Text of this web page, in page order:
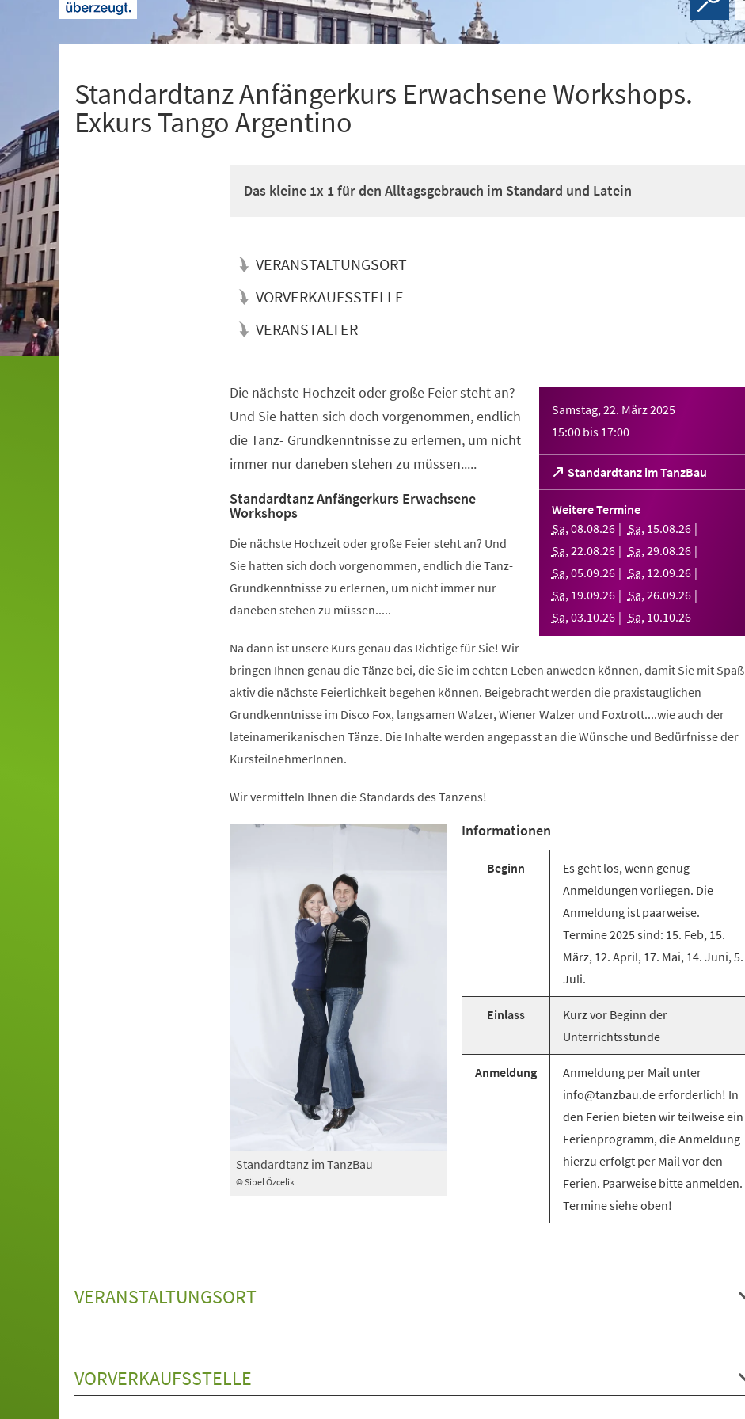
Standardtanz Anfängerkurs Erwachsene Workshops.
Exkurs Tango Argentino
Das kleine 1x 1 für den Alltagsgebrauch im Standard und Latein
VERANSTALTUNGSORT
VORVERKAUFSSTELLE
VERANSTALTER
Samstag, 22. März 2025
15:00 bis 17:00
Standardtanz im TanzBau
(Öffnet
in
einem
Tab)
Weitere Termine
Sa,08.08.26 Sa, 15.08.26
Sa,22.08.26 Sa,29.08.26
Sa,05.09.26 Sa, 12.09.26
Sa, 19.09.26 Sa,26.09.26
Sa,03.10.26 Sa, 10.10.26
Die nächste Hochzeit oder große Feier steht an?
Und Sie hatten sich doch vorgenommen, endlich
die Tanz- Grundkenntnisse zu erlernen, um nicht
immer nur daneben stehen zu müssen.....
Standardtanz Anfängerkurs Erwachsene
Workshops
Die nächste Hochzeit oder große Feier steht an? Und
Sie hatten sich doch vorgenommen, endlich die Tanz-
Grundkenntnisse zu erlernen, um nicht immer nur
daneben stehen zu müssen.....
Na dann ist unsere Kurs genau das Richtige für Sie! Wir
bringen Ihnen genau die Tänze bei, die Sie im echten Leben anweden können, damit Sie mit Spaß
aktiv die nächste Feierlichkeit begehen können. Beigebracht werden die praxistauglichen
Grundkenntnisse im Disco Fox, langsamen Walzer, Wiener Walzer und Foxtrott....wie auch der
lateinamerikanischen Tänze. Die Inhalte werden angepasst an die Wünsche und Bedürfnisse der
KursteilnehmerInnen.
Wir vermitteln Ihnen die Standards des Tanzens!
© Sibel Özcelik
Standardtanz im TanzBau
Informationen
Beginn
Es geht los, wenn genug
Anmeldungen vorliegen. Die
Anmeldung ist paarweise.
Termine 2025 sind: 15. Feb, 15.
März, 12. April, 17. Mai, 14. Juni, 5.
Juli.
Einlass
Kurz vor Beginn der
Unterrichtsstunde
Anmeldung
Anmeldung per Mail unter
info@tanzbau.de erforderlich! In
den Ferien bieten wir teilweise ein
Ferienprogramm, die Anmeldung
hierzu erfolgt per Mail vor den
Ferien. Paarweise bitte anmelden.
Termine siehe oben!
VERANSTALTUNGSORT
VORVERKAUFSSTELLE